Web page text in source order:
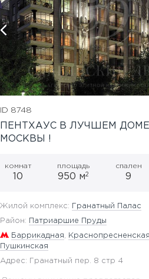
ID 8748
ПЕНТХАУС В ЛУЧШЕМ ДОМЕ
МОСКВЫ !
комнат
10
площадь
950 м2
спален
9
Жилой комплекс: Гранатный Палас
Район: Патриаршие Пруды
Баррикадная Краснопресненская
Пушкинская
Адрес: Гранатный пер. 8 стр 4
показать ещё 26